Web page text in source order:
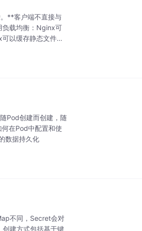
**客户端不直接与
负载均衡：Nginx可
以缓存静态文件或
Pod创建而创建，随
在Pod中配置和使
数据持久化
不同，Secret会对
建方式包括基于键